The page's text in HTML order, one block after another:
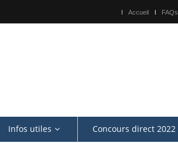
Accueil FAQs
Infos utiles Concours direct 2022